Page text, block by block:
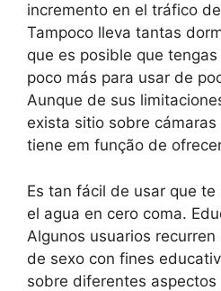
incremento en el tráfico
Tampoco lleva tantas
que es posible que
poco más para usar de
Aunque de sus
exista sitio sobre
tiene em função de
Es tan fácil de usar que
el agua en cero coma.
Algunos usuarios
de sexo con fines
sobre diferentes